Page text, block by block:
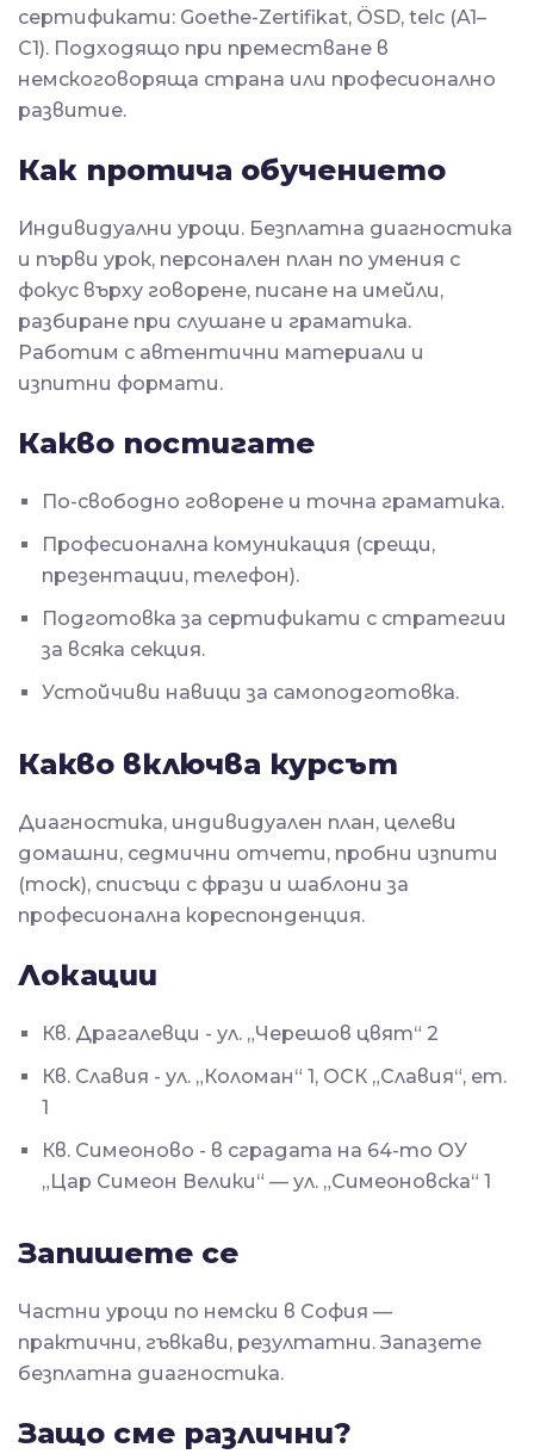
сертификати: Goethe-Zertifikat, ÖSD, telc (A1–
C1). Подходящо при преместване в
немскоговоряща страна или професионално
развитие.
Как протича обучението
Индивидуални уроци. Безплатна диагностика
и първи урок, персонален план по умения с
фокус върху говорене, писане на имейли,
разбиране при слушане и граматика.
Работим с автентични материали и
изпитни формати.
Какво постигате
По-свободно говорене и точна граматика.
Професионална комуникация (срещи,
презентации, телефон).
Подготовка за сертификати с стратегии
за всяка секция.
Устойчиви навици за самоподготовка.
Какво включва курсът
Диагностика, индивидуален план, целеви
домашни, седмични отчети, пробни изпити
(mock), списъци с фрази и шаблони за
професионална кореспонденция.
Локации
Кв. Драгалевци - ул. „Черешов цвят“ 2
Кв. Славия - ул. „Коломан“ 1, ОСК „Славия“, ет.
1
Кв. Симеоново - в сградата на 64-то ОУ
„Цар Симеон Велики“ — ул. „Симеоновска“ 1
Запишете се
Частни уроци по немски в София —
практични, гъвкави, резултатни. Запазете
безплатна диагностика.
Защо сме различни?